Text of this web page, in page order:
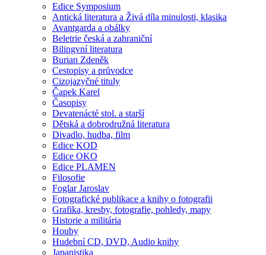
Edice Symposium
Antická literatura a Živá díla minulosti, klasika
Avantgarda a obálky
Beletrie česká a zahraniční
Bilingvní literatura
Burian Zdeněk
Cestopisy a průvodce
Cizojazyčné tituly
Čapek Karel
Časopisy
Devatenácté stol. a starší
Dětská a dobrodružná literatura
Divadlo, hudba, film
Edice KOD
Edice OKO
Edice PLAMEN
Filosofie
Foglar Jaroslav
Fotografické publikace a knihy o fotografii
Grafika, kresby, fotografie, pohledy, mapy
Historie a militária
Houby
Hudební CD, DVD, Audio knihy
Japanistika